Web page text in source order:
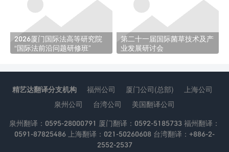
2026厦门国际法高等研究院
“国际法前沿问题研修班”
第二十一届国际菌草技术及产
业发展研讨会
精艺达翻译分支机构 福州公司 厦门公司(总部)
上海公司
泉州公司
台湾公司 美国翻译公司
泉州翻译：0595-28000791 厦门翻译：0592-5185733 福州翻译：
0591-87825486 上海翻译：021-50260608 台湾翻译：+886-2-
2552-2537